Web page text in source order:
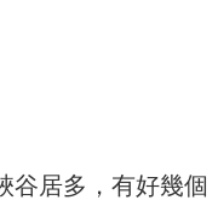
谷居多，有好幾個